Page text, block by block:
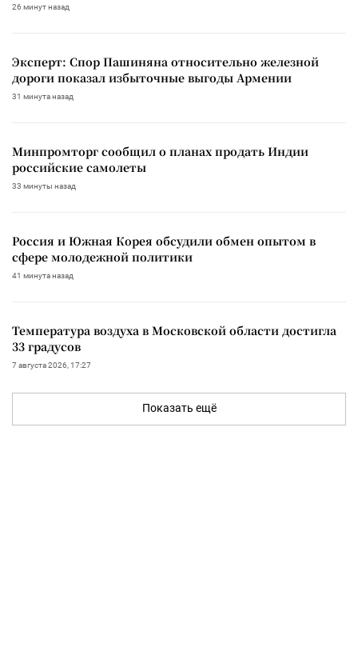
26 минут назад
Эксперт: Спор Пашиняна относительно железной
дороги показал избыточные выгоды Армении
31 минута назад
Минпромторг сообщил о планах продать Индии
российские самолеты
33 минуты назад
Россия и Южная Корея обсудили обмен опытом в
сфере молодежной политики
41 минута назад
Температура воздуха в Московской области достигла
33 градусов
7 августа 2026, 17:27
Показать ещё